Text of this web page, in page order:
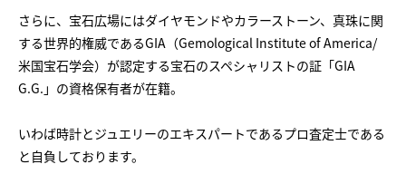
さらに、宝石広場にはダイヤモンドやカラーストーン、真珠に関
する世界的権威であるGIA（Gemological Institute of America/
米国宝石学会）が認定する宝石のスペシャリストの証「GIA
G.G.」の資格保有者が在籍。
いわば時計とジュエリーのエキスパートであるプロ査定士である
と自負しております。